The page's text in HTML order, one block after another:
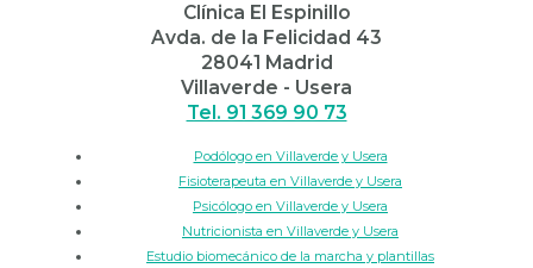
Clínica El Espinillo
Avda. de la Felicidad 43
28041 Madrid
Villaverde - Usera
Tel. 91 369 90 73
Podólogo en Villaverde y Usera
Fisioterapeuta en Villaverde y Usera
Psicólogo en Villaverde y Usera
Nutricionista en Villaverde y Usera
Estudio biomecánico de la marcha y plantillas